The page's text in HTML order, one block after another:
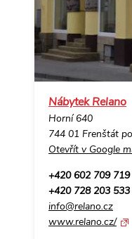
Nábytek Relano
Horní 640
744 01 Frenštát
Otevřít v Google
+420 602 709 719
+420 728 203 533
info@relano.cz
www.relano.cz/